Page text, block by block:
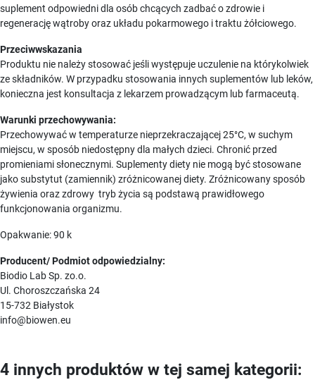
suplement odpowiedni dla osób chcących zadbać o zdrowie i
regenerację wątroby oraz układu pokarmowego i traktu żółciowego.
Przeciwwskazania
Produktu nie należy stosować jeśli występuje uczulenie na którykolwiek
ze składników. W przypadku stosowania innych suplementów lub leków,
konieczna jest konsultacja z lekarzem prowadzącym lub farmaceutą.
Warunki przechowywania:
Przechowywać w temperaturze nieprzekraczającej 25°C, w suchym
miejscu, w sposób niedostępny dla małych dzieci. Chronić przed
promieniami słonecznymi. Suplementy diety nie mogą być stosowane
jako substytut (zamiennik) zróżnicowanej diety. Zróżnicowany sposób
żywienia oraz zdrowy tryb życia są podstawą prawidłowego
funkcjonowania organizmu.
Opakwanie: 90 k
Producent/ Podmiot odpowiedzialny:
Biodio Lab Sp. zo.o.
Ul. Choroszczańska 24
15-732 Białystok
info@biowen.eu
4 innych produktów w tej samej kategorii: